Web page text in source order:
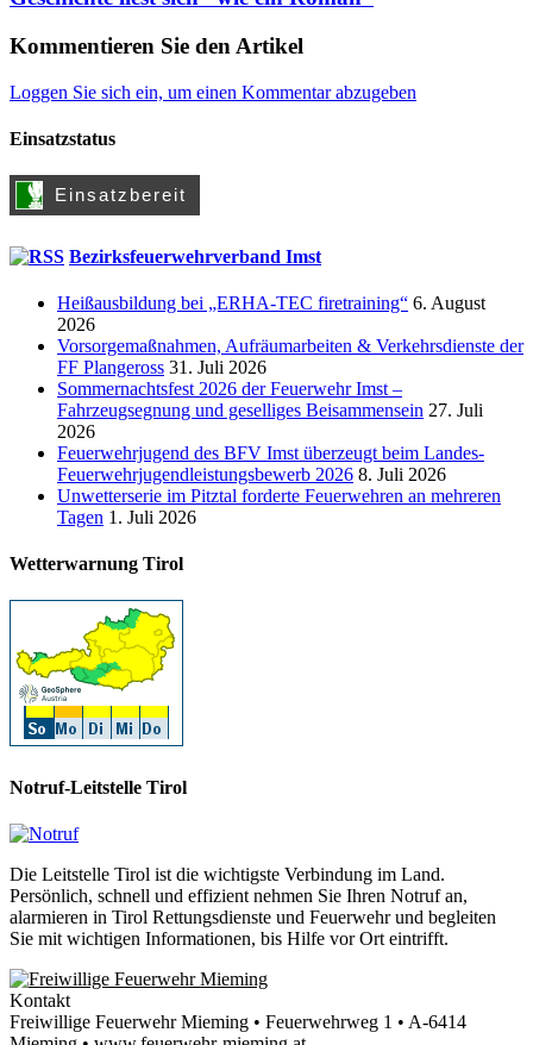
Kommentieren Sie den Artikel
Loggen Sie sich ein, um einen Kommentar abzugeben
Einsatzstatus
Bezirksfeuerwehrverband Imst
Heißausbildung bei „ERHA-TEC firetraining“ 6. August
2026
Vorsorgemaßnahmen, Aufräumarbeiten & Verkehrsdienste der
FF Plangeross 31. Juli 2026
Sommernachtsfest 2026 der Feuerwehr Imst –
Fahrzeugsegnung und geselliges Beisammensein 27. Juli
2026
Feuerwehrjugend des BFV Imst überzeugt beim Landes-
Feuerwehrjugendleistungsbewerb 2026 8. Juli 2026
Unwetterserie im Pitztal forderte Feuerwehren an mehreren
Tagen 1. Juli 2026
Wetterwarnung Tirol
Notruf-Leitstelle Tirol
Die Leitstelle Tirol ist die wichtigste Verbindung im Land.
Persönlich, schnell und effizient nehmen Sie Ihren Notruf an,
alarmieren in Tirol Rettungsdienste und Feuerwehr und begleiten
Sie mit wichtigen Informationen, bis Hilfe vor Ort eintrifft.
Kontakt
Freiwillige Feuerwehr Mieming • Feuerwehrweg 1 • A-6414